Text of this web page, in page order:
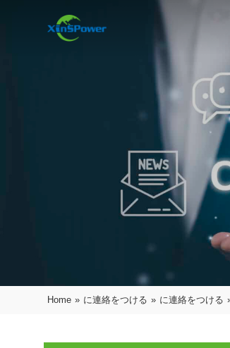
Home » に連絡をつける » に連絡をつける